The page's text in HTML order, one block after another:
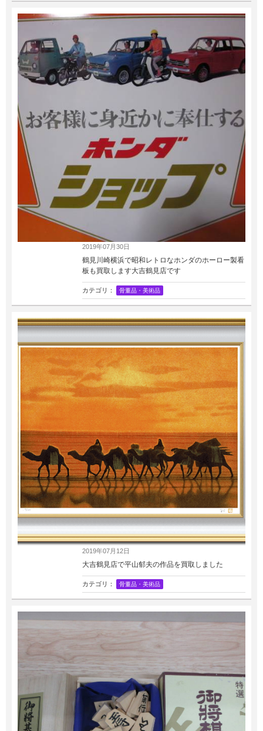
2019年07月30日
鶴見川崎横浜で昭和レトロなホンダのホーロー製看
板も買取します大吉鶴見店です
カテゴリ： 骨董品・美術品
2019年07月12日
大吉鶴見店で平山郁夫の作品を買取しました
カテゴリ： 骨董品・美術品